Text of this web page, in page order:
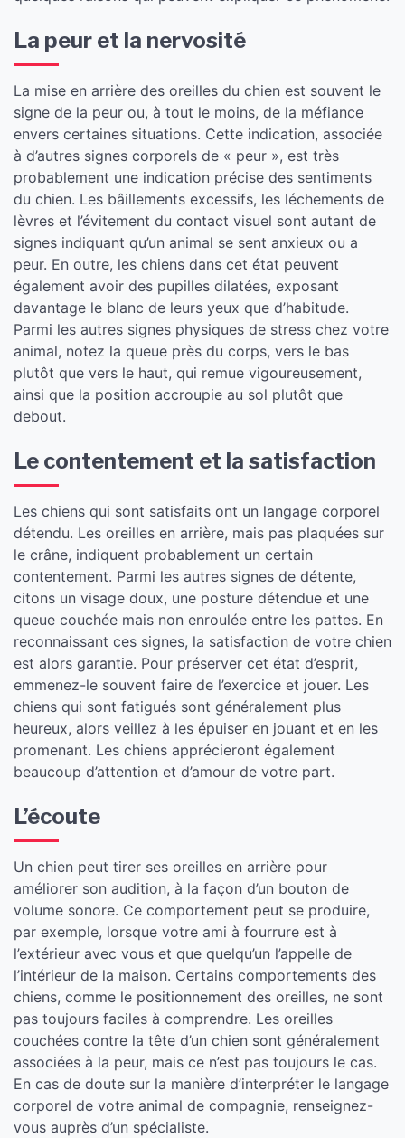
​La peur et la nervosité
La mise en arrière des oreilles du chien est souvent le
signe de la peur ou, à tout le moins, de la méfiance
envers certaines situations. Cette indication, associée
à d’autres signes corporels de « peur », est très
probablement une indication précise des sentiments
du chien. Les bâillements excessifs, les léchements de
lèvres et l’évitement du contact visuel sont autant de
signes indiquant qu’un animal se sent anxieux ou a
peur. En outre, les chiens dans cet état peuvent
également avoir des pupilles dilatées, exposant
davantage le blanc de leurs yeux que d’habitude.
Parmi les autres signes physiques de stress chez votre
animal, notez la queue près du corps, vers le bas
plutôt que vers le haut, qui remue vigoureusement,
ainsi que la position accroupie au sol plutôt que
debout.
​Le contentement et la satisfaction
Les chiens qui sont satisfaits ont un langage corporel
détendu. Les oreilles en arrière, mais pas plaquées sur
le crâne, indiquent probablement un certain
contentement. Parmi les autres signes de détente,
citons un visage doux, une posture détendue et une
queue couchée mais non enroulée entre les pattes. En
reconnaissant ces signes, la satisfaction de votre chien
est alors garantie. Pour préserver cet état d’esprit,
emmenez-le souvent faire de l’exercice et jouer. Les
chiens qui sont fatigués sont généralement plus
heureux, alors veillez à les épuiser en jouant et en les
promenant. Les chiens apprécieront également
beaucoup d’attention et d’amour de votre part.
​L’écoute
Un chien peut tirer ses oreilles en arrière pour
améliorer son audition, à la façon d’un bouton de
volume sonore. Ce comportement peut se produire,
par exemple, lorsque votre ami à fourrure est à
l’extérieur avec vous et que quelqu’un l’appelle de
l’intérieur de la maison. Certains comportements des
chiens, comme le positionnement des oreilles, ne sont
pas toujours faciles à comprendre. Les oreilles
couchées contre la tête d’un chien sont généralement
associées à la peur, mais ce n’est pas toujours le cas.
En cas de doute sur la manière d’interpréter le langage
corporel de votre animal de compagnie, renseignez-
vous auprès d’un spécialiste.